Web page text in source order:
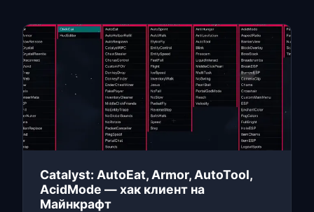
Catalyst: AutoEat, Armor, AutoTool,
AcidMode — хак клиент на
Майнкрафт